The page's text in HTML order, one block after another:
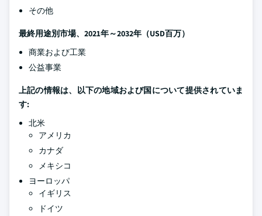
その他
最終用途別市場、2021年～2032年（USD百万）
商業および工業
公益事業
上記の情報は、以下の地域および国について提供されていま
す:
北米
アメリカ
カナダ
メキシコ
ヨーロッパ
イギリス
ドイツ